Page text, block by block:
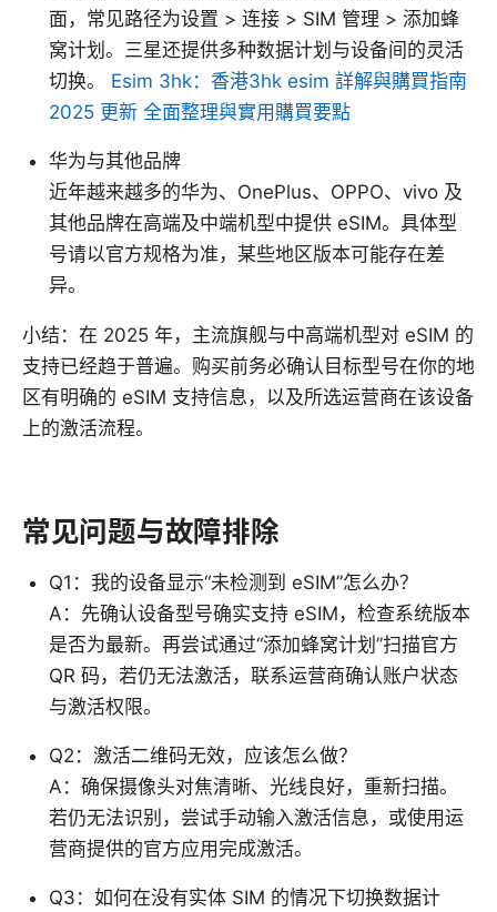
面，常见路径为设置 > 连接 > SIM 管理 > 添加蜂
窝计划。三星还提供多种数据计划与设备间的灵活
切换。 Esim 3hk：香港3hk esim 詳解與購買指南
2025 更新 全面整理與實用購買要點
华为与其他品牌
近年越来越多的华为、OnePlus、OPPO、vivo 及
其他品牌在高端及中端机型中提供 eSIM。具体型
号请以官方规格为准，某些地区版本可能存在差
异。
小结：在 2025 年，主流旗舰与中高端机型对 eSIM 的
支持已经趋于普遍。购买前务必确认目标型号在你的地
区有明确的 eSIM 支持信息，以及所选运营商在该设备
上的激活流程。
常见问题与故障排除
Q1：我的设备显示“未检测到 eSIM”怎么办？
A：先确认设备型号确实支持 eSIM，检查系统版本
是否为最新。再尝试通过“添加蜂窝计划”扫描官方
QR 码，若仍无法激活，联系运营商确认账户状态
与激活权限。
Q2：激活二维码无效，应该怎么做？
A：确保摄像头对焦清晰、光线良好，重新扫描。
若仍无法识别，尝试手动输入激活信息，或使用运
营商提供的官方应用完成激活。
Q3：如何在没有实体 SIM 的情况下切换数据计